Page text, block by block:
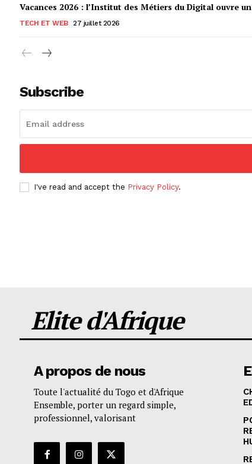
Vacances 2026 : l’Institut des Métiers du Digital ouvre
TECH ET WEB 27 juillet 2026
Subscribe
I've read and accept the Privacy Policy.
Elite d'Afrique
A propos de nous
Toute l'actualité du Togo et d'Afrique
Ensemble, porter un regard simple,
professionnel, valorisant